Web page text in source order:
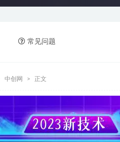
常见问题
中创网 正文